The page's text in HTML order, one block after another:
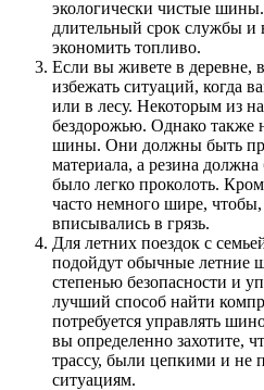
экологически чистые
длительный срок службы и
экономить топливо.
Если вы живете в деревне,
избежать ситуаций, когда
или в лесу. Некоторым из
бездорожью. Однако также
шины. Они должны быть
материала, а резина
было легко проколоть.
часто немного шире,
вписывались в грязь.
Для летних поездок с
подойдут обычные летние
степенью безопасности и
лучший способ найти
потребуется управлять
вы определенно захотите,
трассу, были цепкими и не
ситуациям.